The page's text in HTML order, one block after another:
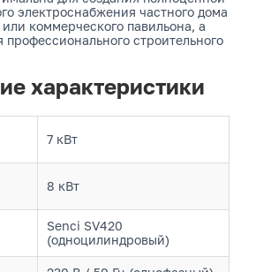
электроснабжения частного дома
коммерческого павильона, а
профессионального строительного
характеристики
7 кВт
8 кВт
Senci SV420
(одноцилиндровый)